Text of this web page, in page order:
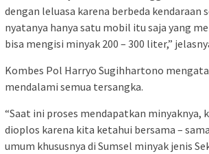
dengan leluasa karena berbeda kendaraan
nyatanya hanya satu mobil itu saja yang
bisa mengisi minyak 200 – 300 liter,”
Kombes Pol Harryo Sugihhartono
mendalami semua tersangka.
“Saat ini proses mendapatkan minyaknya,
dioplos karena kita ketahui bersama –
umum khususnya di Sumsel minyak jenis